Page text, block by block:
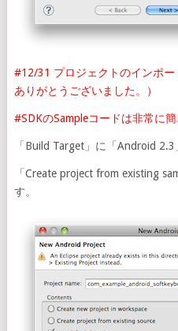
#12/31 プロジェクトのインポ
ありがとうございました。）
#SDKのSampleコードは非常に
「Build Target」に「Android
「Create project from existing
す。